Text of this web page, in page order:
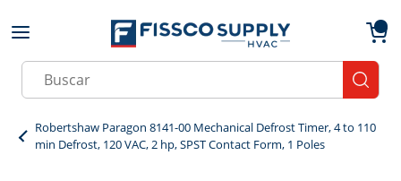
Skip to main content
Site Search
Robertshaw Paragon 8141-00 Mechanical Defrost Timer, 4 to 110
min Defrost, 120 VAC, 2 hp, SPST Contact Form, 1 Poles